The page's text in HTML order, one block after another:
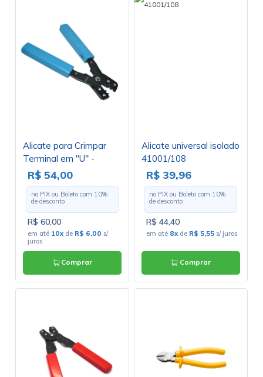
Alicate para Crimpar
Terminal em "U" -
Crimpa Terminais D
SUB 20 24 28, U - TL-
213 (JS-1105-T e JS-
8001-T)
R$ 54,00
no PIX ou Boleto com 10%
de desconto
R$ 60,00
em até 10x de R$ 6,00 s/
juros
Comprar
Alicate universal isolado
41001/108
R$ 39,96
no PIX ou Boleto com 10%
de desconto
R$ 44,40
em até 8x de R$ 5,55 s/ juros
Comprar